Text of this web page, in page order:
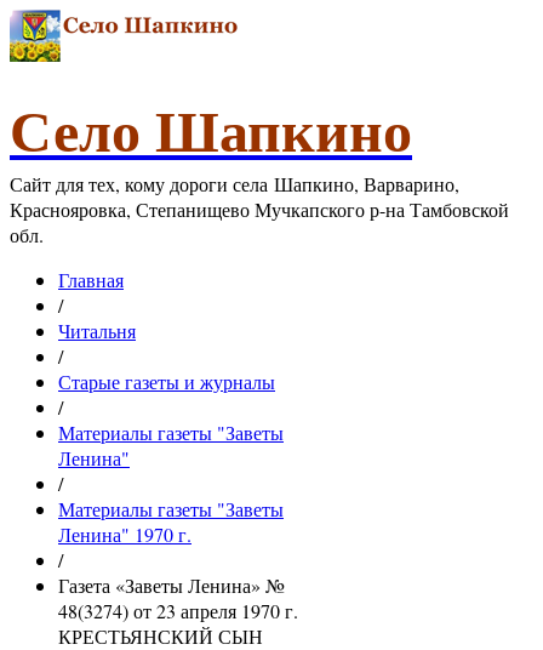
Село Шапкино
Сайт для тех, кому дороги села Шапкино, Варварино,
Краснояровка, Степанищево Мучкапского р-на Тамбовской
обл.
Главная
/
Читальня
/
Старые газеты и журналы
/
Материалы газеты "Заветы
Ленина"
/
Материалы газеты "Заветы
Ленина" 1970 г.
/
Газета «Заветы Ленина» №
48(3274) от 23 апреля 1970 г.
КРЕСТЬЯНСКИЙ СЫН